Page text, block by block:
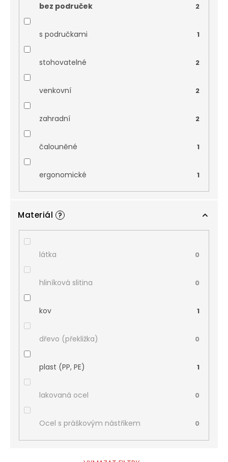
bez područek 2
s područkami 1
stohovatelné 2
venkovní 2
zahradní 2
čalouněné 1
ergonomické 1
Materiál ?
látka 0
hliníková slitina 0
kov 1
dřevo (překližka) 0
plast (PP, PE) 1
lakovaná ocel 0
Ocel s práškovým nástřikem 0